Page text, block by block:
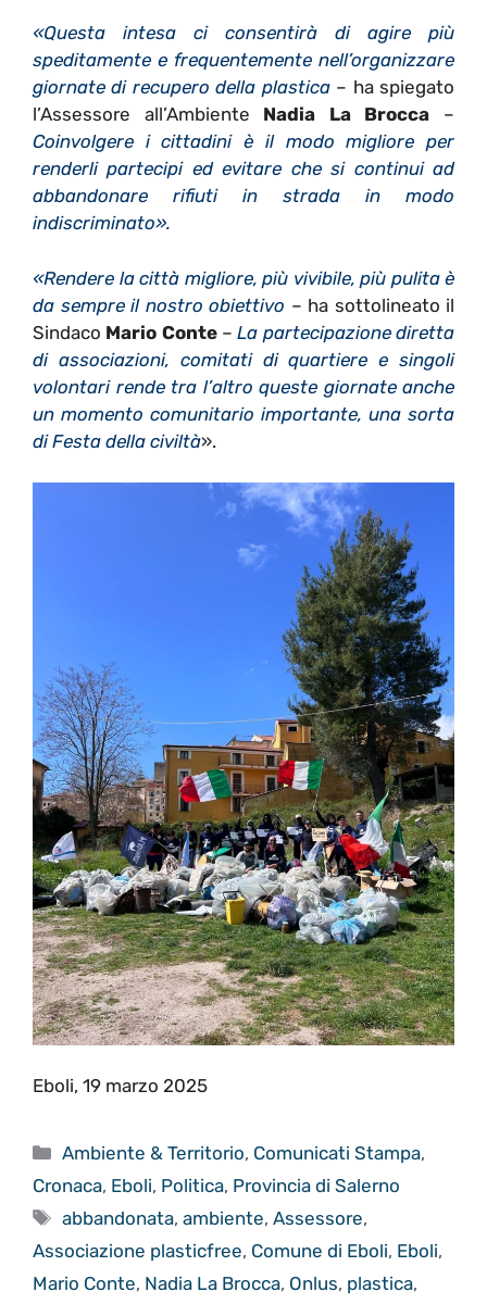
«Questa intesa ci consentirà di agire più
speditamente e frequentemente nell’organizzare
giornate di recupero della plastica– ha spiegato
l’Assessore all’Ambiente Nadia La Brocca –
Coinvolgere i cittadini è il modo migliore per
renderli partecipi ed evitare che si continui ad
abbandonare rifiuti in strada in modo
indiscriminato».
«Rendere la città migliore, più vivibile, più pulita è
da sempre il nostro obiettivo – ha sottolineato il
Sindaco Mario Conte–La partecipazione diretta
di associazioni, comitati di quartiere e singoli
volontari rende tra l’altro queste giornate anche
un momento comunitario importante, una sorta
di Festa della civiltà».
Eboli, 19 marzo 2025
Categorie
Ambiente & Territorio, Comunicati Stampa,
Cronaca, Eboli, Politica, Provincia di Salerno
Tag
abbandonata,ambiente,Assessore,
Associazione plasticfree, Comune di Eboli, Eboli,
Mario Conte, Nadia La Brocca, Onlus, plastica,